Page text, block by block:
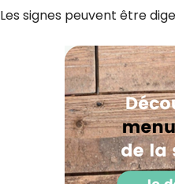
Les signes peuvent être